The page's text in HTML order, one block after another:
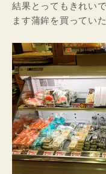
結果とってもきれい
ます蒲鉾を買ってい